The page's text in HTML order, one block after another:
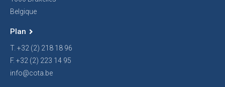
Belgique
Plan
T. +32 (2) 218 18 96
F. +32 (2) 223 14 95
info@cota.be